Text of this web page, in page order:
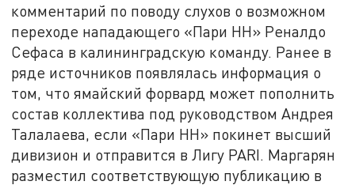
комментарий по поводу слухов о возможном
переходе нападающего «Пари НН» Реналдо
Сефаса в калининградскую команду. Ранее в
ряде источников появлялась информация о
том, что ямайский форвард может пополнить
состав коллектива под руководством Андрея
Талалаева, если «Пари НН» покинет высший
дивизион и отправится в Лигу PARI. Маргарян
разместил соответствующую публикацию в